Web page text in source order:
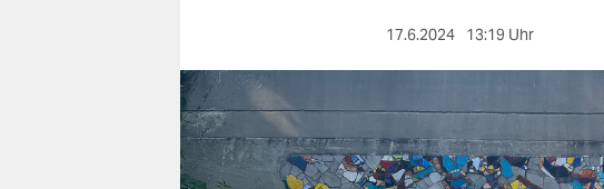
berlin
nord
wahrheit
17.6.2024 13:19 Uhr